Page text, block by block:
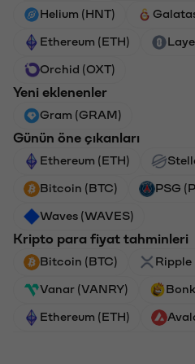
Helium (HNT)
Ethereum (ETH)
Orchid (OXT)
Yeni eklenenler
Gram (GRAM)
Günün öne çıkanları
Ethereum (ETH)
Bitcoin (BTC) PSG
Waves (WAVES)
Kripto para fiyat tahminleri
Bitcoin (BTC) Ripple
Vanar (VANRY)
Ethereum (ETH)